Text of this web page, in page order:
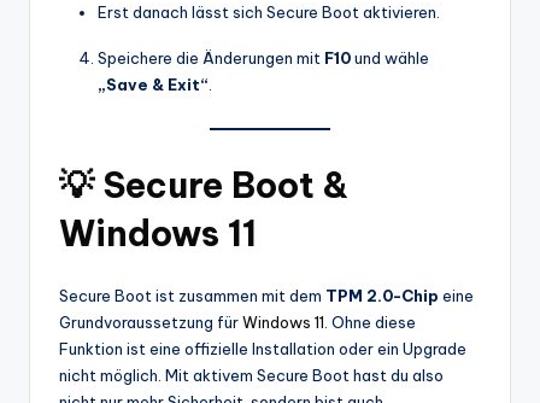
Erst danach lässt sich Secure Boot aktivieren.
Speichere die Änderungen mit F10und wähle
„Save & Exit“
💡 Secure Boot &
Windows 11
Secure Boot ist zusammen mit dem TPM 2.0-Chip eine
Grundvoraussetzung fürWindows 11 . Ohne diese
Funktion ist eine offizielle Installation oder ein Upgrade
nicht möglich. Mit aktivem Secure Boot hast du also